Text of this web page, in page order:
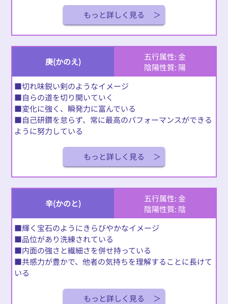
もっと詳しく見る
庚(かのえ)
五行属性: 金
陰陽性質: 陽
■切れ味鋭い剣のようなイメージ
■自らの道を切り開いていく
■変化に強く、瞬発力に富んでいる
■自己研鑽を怠らず、常に最高のパフォーマンスができる
ように努力している
もっと詳しく見る
辛(かのと)
五行属性: 金
陰陽性質: 陰
■輝く宝石のようにきらびやかなイメージ
■品位があり洗練されている
■内面の強さと繊細さを併せ持っている
■共感力が豊かで、他者の気持ちを理解することに長けて
いる
もっと詳しく見る